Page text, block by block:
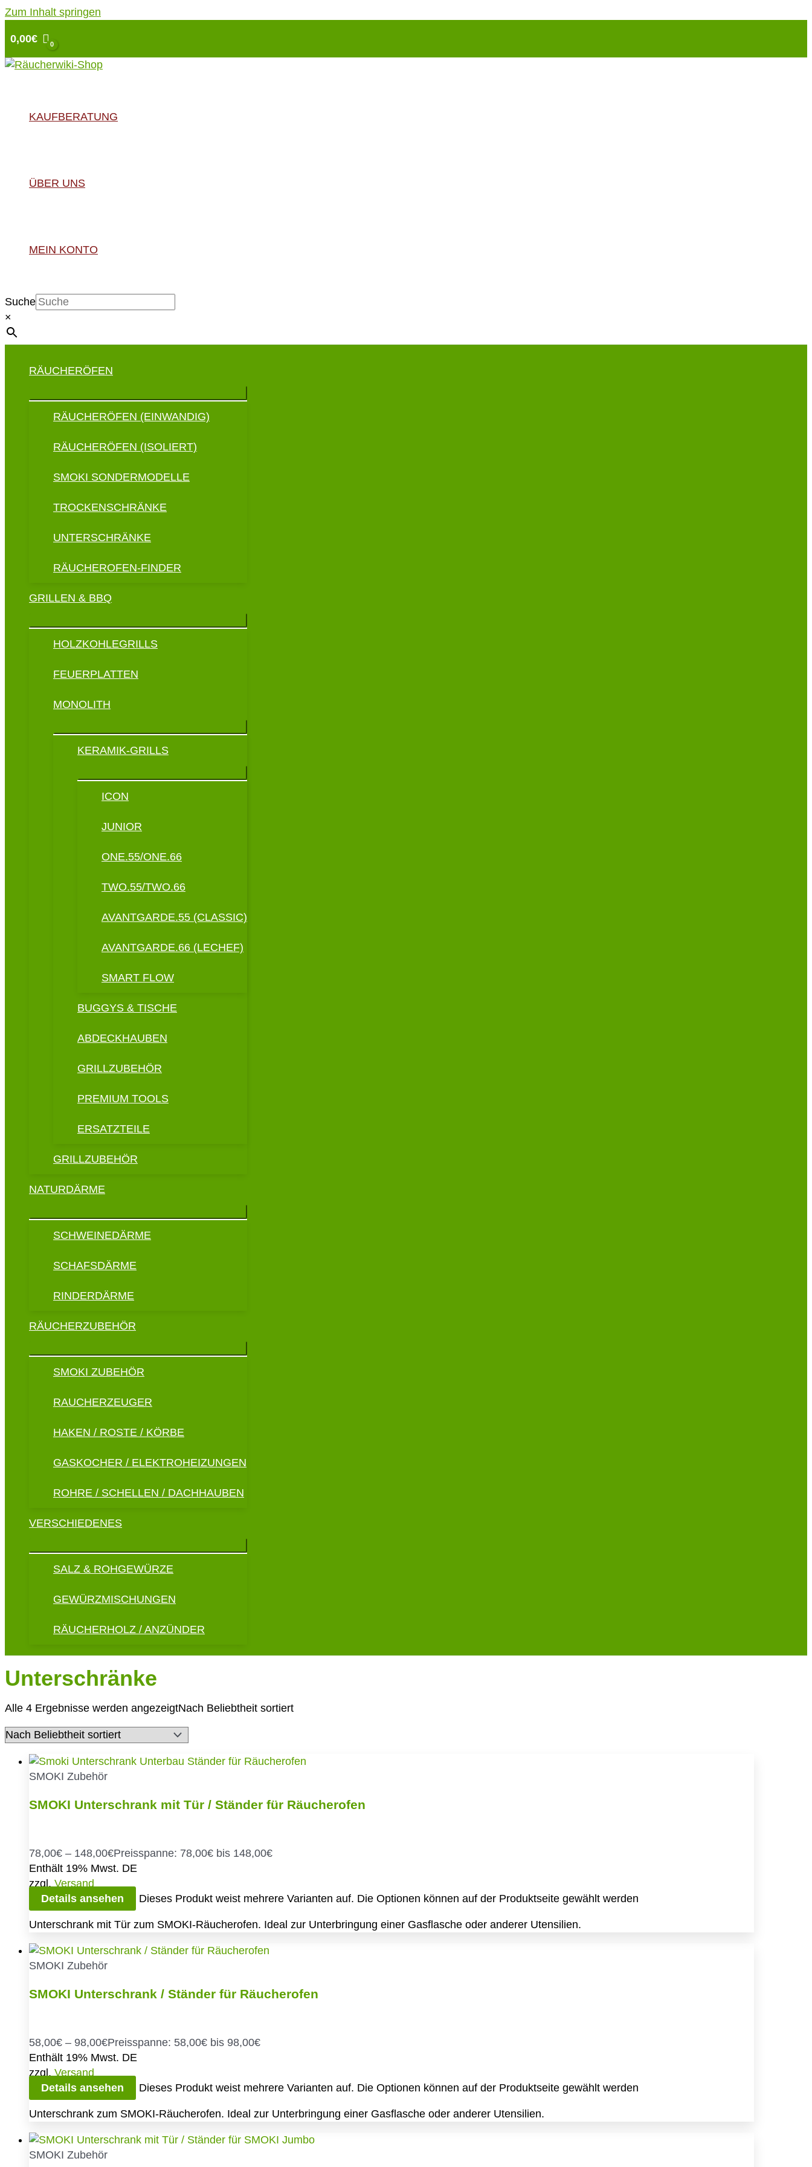
Zum Inhalt springen
0,00€
KAUFBERATUNG
ÜBER UNS
MEIN KONTO
Suche
×
RÄUCHERÖFEN
RÄUCHERÖFEN (EINWANDIG)
RÄUCHERÖFEN (ISOLIERT)
SMOKI SONDERMODELLE
TROCKENSCHRÄNKE
UNTERSCHRÄNKE
RÄUCHEROFEN-FINDER
GRILLEN & BBQ
HOLZKOHLEGRILLS
FEUERPLATTEN
MONOLITH
KERAMIK-GRILLS
ICON
JUNIOR
ONE.55/ONE.66
TWO.55/TWO.66
AVANTGARDE.55 (CLASSIC)
AVANTGARDE.66 (LECHEF)
SMART FLOW
BUGGYS & TISCHE
ABDECKHAUBEN
GRILLZUBEHÖR
PREMIUM TOOLS
ERSATZTEILE
GRILLZUBEHÖR
NATURDÄRME
SCHWEINEDÄRME
SCHAFSDÄRME
RINDERDÄRME
RÄUCHERZUBEHÖR
SMOKI ZUBEHÖR
RAUCHERZEUGER
HAKEN / ROSTE / KÖRBE
GASKOCHER / ELEKTROHEIZUNGEN
ROHRE / SCHELLEN / DACHHAUBEN
VERSCHIEDENES
SALZ & ROHGEWÜRZE
GEWÜRZMISCHUNGEN
RÄUCHERHOLZ / ANZÜNDER
Unterschränke
Alle 4 Ergebnisse werden angezeigtNach Beliebtheit sortiert
SMOKI Zubehör
SMOKI Unterschrank mit Tür / Ständer für Räucherofen
78,00€ – 148,00€Preisspanne: 78,00€ bis 148,00€
Enthält 19% Mwst. DE
zzgl. Versand
Details ansehen
Dieses Produkt weist mehrere Varianten auf. Die Optionen können auf der Produktseite gewählt werden
Unterschrank mit Tür zum SMOKI-Räucherofen. Ideal zur Unterbringung einer Gasflasche oder anderer Utensilien.
SMOKI Zubehör
SMOKI Unterschrank / Ständer für Räucherofen
58,00€ – 98,00€Preisspanne: 58,00€ bis 98,00€
Enthält 19% Mwst. DE
zzgl. Versand
Details ansehen
Dieses Produkt weist mehrere Varianten auf. Die Optionen können auf der Produktseite gewählt werden
Unterschrank zum SMOKI-Räucherofen. Ideal zur Unterbringung einer Gasflasche oder anderer Utensilien.
SMOKI Zubehör